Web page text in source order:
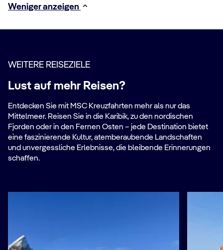
Weniger anzeigen
WEITERE REISEZIELE
Lust auf mehr Reisen?
Entdecken Sie mit MSC Kreuzfahrten mehr als nur das
Mittelmeer. Reisen Sie in die Karibik, zu den nordischen
Fjorden oder in den Fernen Osten – jede Destination bietet
eine faszinierende Kultur, atemberaubende Landschaften
und unvergessliche Erlebnisse, die bleibende Erinnerungen
schaffen.